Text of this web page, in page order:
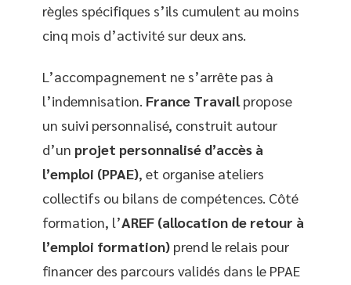
règles spécifiques s’ils cumulent au moins
cinq mois d’activité sur deux ans.
L’accompagnement ne s’arrête pas à
l’indemnisation. France Travailpropose
un suivi personnalisé, construit autour
d’un projet personnalisé d’accès à
l’emploi (PPAE), et organise ateliers
collectifs ou bilans de compétences. Côté
formation, l’AREF (allocation de retour à
l’emploi formation) prend le relais pour
financer des parcours validés dans le PPAE